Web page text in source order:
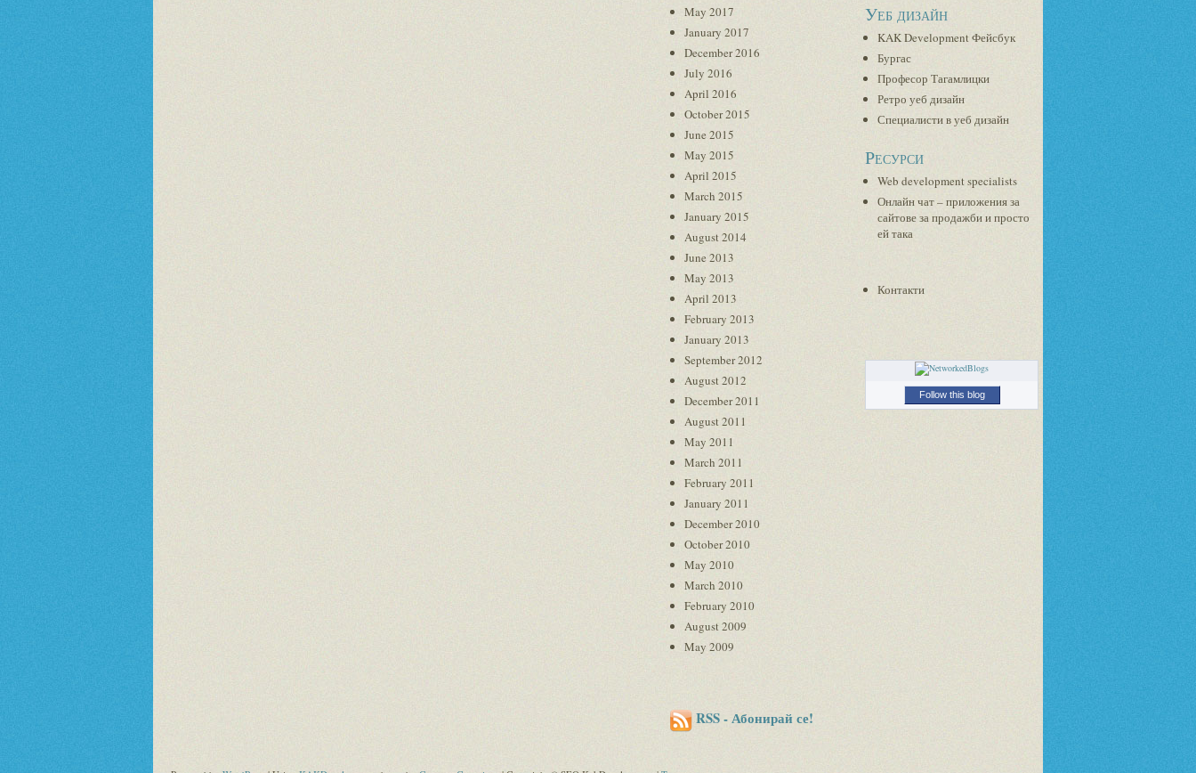
May 2017
January 2017
December 2016
July 2016
April 2016
October 2015
June 2015
May 2015
April 2015
March 2015
January 2015
August 2014
June 2013
May 2013
April 2013
February 2013
January 2013
September 2012
August 2012
December 2011
August 2011
May 2011
March 2011
February 2011
January 2011
December 2010
October 2010
May 2010
March 2010
February 2010
August 2009
May 2009
RSS - Абонирай се!
Уеб дизайн
KAK Development Фейсбук
Бургас
Професор Тагамлицки
Ретро уеб дизайн
Специалисти в уеб дизайн
Ресурси
Web development specialists
Онлайн чат – приложения за
сайтове за продажби и просто
ей така
Контакти
Follow this blog